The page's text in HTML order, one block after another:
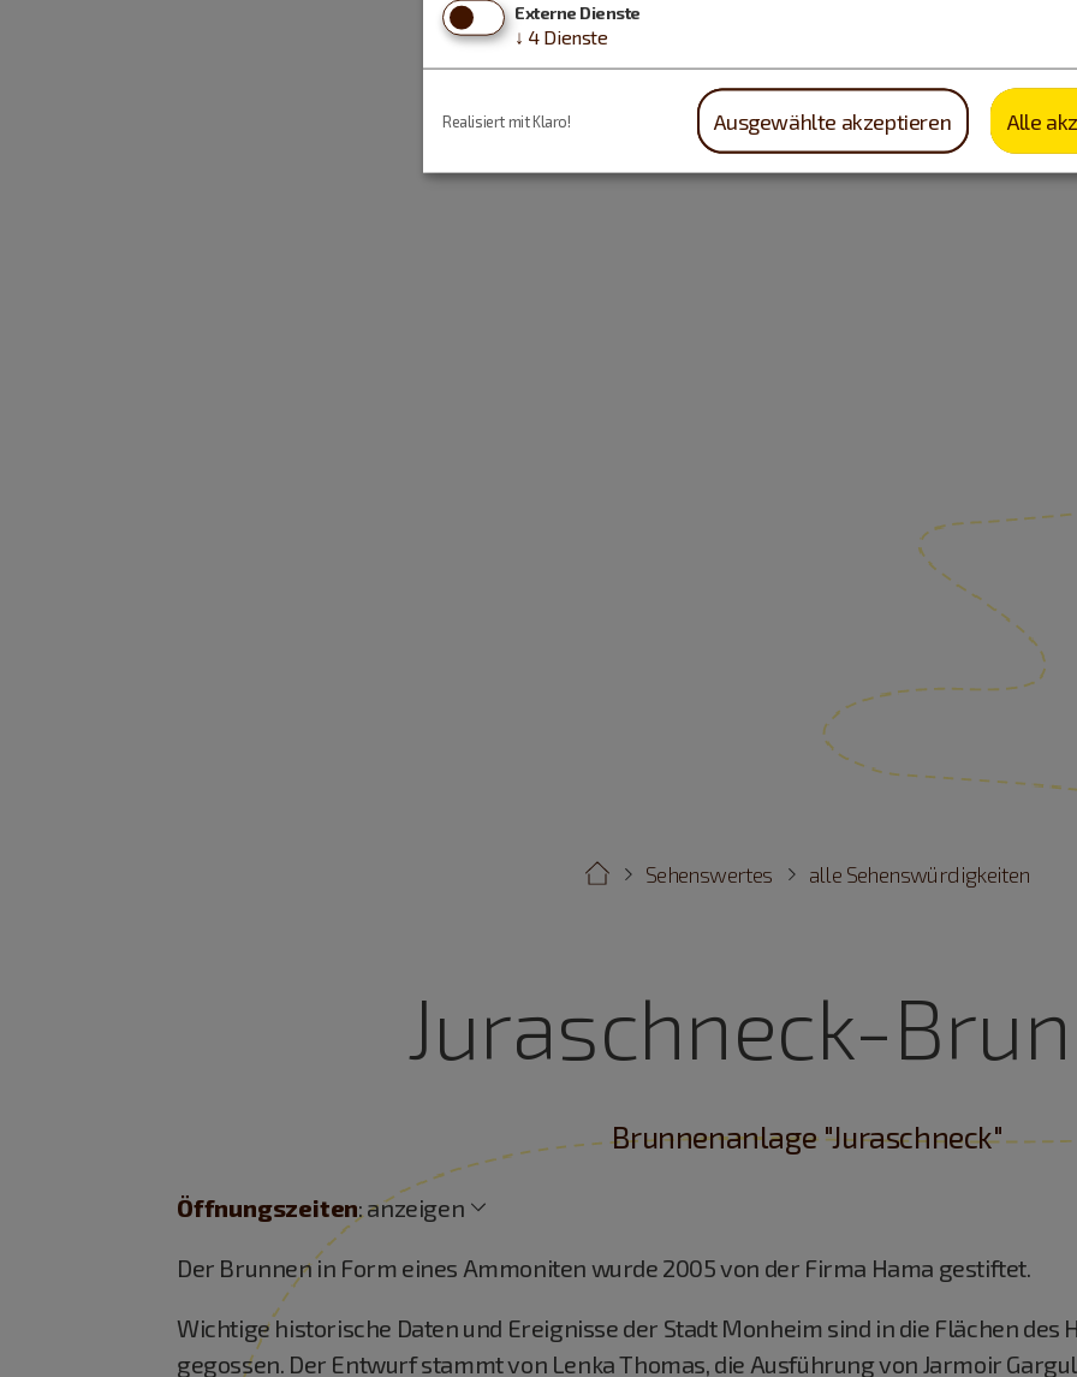
alle Sehenswürdigkeiten
Sehenswertes
Juraschneck-
Brunnenanlage "Juraschneck"
Öffnungszeiten:anzeigen
Der Brunnen in Form eines Ammoniten wurde 2005 von der Firma Hama gestiftet.
Wichtige historische Daten und Ereignisse der Stadt Monheim sind in die Flächen
gegossen. Der Entwurf stammt von Lenka Thomas, die Ausführung von Jarmoir
Externe Dienste
↓ 4 Dienste
Ausgewählte akzeptieren Alle
Realisiert mit Klaro!